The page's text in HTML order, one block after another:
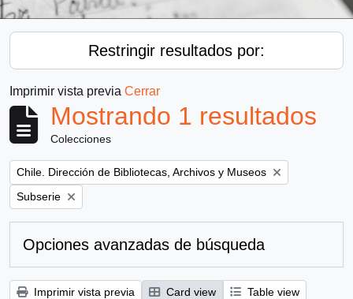
Restringir resultados por:
Imprimir vista previa Cerrar
Mostrando 1 resultados
Colecciones
Remove filter:
Chile. Dirección de Bibliotecas, Archivos y Museos
Remove filter:
Subserie
Opciones avanzadas de búsqueda
Imprimir vista previa Card view
Table view